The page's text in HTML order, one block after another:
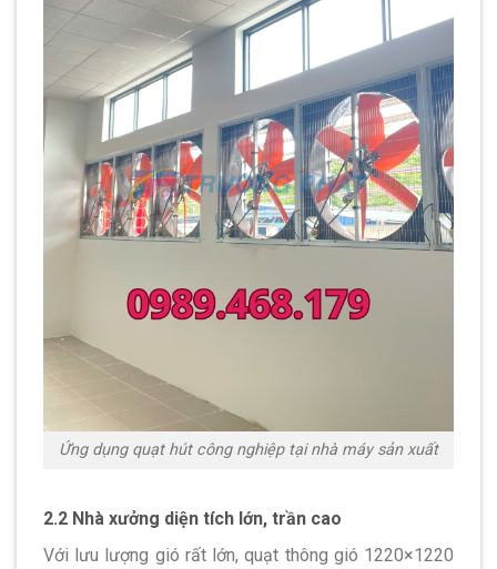
Ứng dụng quạt hút công nghiệp tại nhà máy sản xuất
2.2 Nhà xưởng diện tích lớn, trần cao
Với lưu lượng gió rất lớn, quạt thông gió 1220×1220